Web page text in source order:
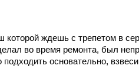
ждешь с трепетом в
во время ремонта, был
основательно,